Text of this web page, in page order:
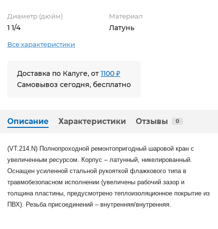
Диаметр (дюйм)
1 1/4
Материал
Латунь
Все характеристики
Доставка по Калуге, от 1100 ₽
Самовывоз сегодня, бесплатно
Описание Характеристики Отзывы 0
(VT.214.N) Полнопроходной ремонтопригодный шаровой кран с
увеличенным ресурсом. Корпус – латунный, никелированный.
Оснащен усиленной стальной рукояткой флажкового типа в
травмобезопасном исполнении (увеличены рабочий зазор и
толщина пластины, предусмотрено теплоизоляционное покрытие из
ПВХ). Резьба присоединений – внутренняя/внутренняя.